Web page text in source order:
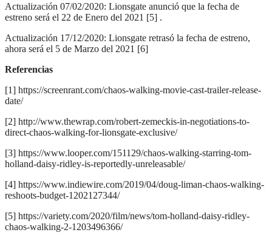
Actualización 07/02/2020: Lionsgate anunció que la fecha de
estreno será el 22 de Enero del 2021 [5] .
Actualización 17/12/2020: Lionsgate retrasó la fecha de estreno,
ahora será el 5 de Marzo del 2021 [6]
Referencias
[1] https://screenrant.com/chaos-walking-movie-cast-trailer-release-
date/
[2] http://www.thewrap.com/robert-zemeckis-in-negotiations-to-
direct-chaos-walking-for-lionsgate-exclusive/
[3] https://www.looper.com/151129/chaos-walking-starring-tom-
holland-daisy-ridley-is-reportedly-unreleasable/
[4] https://www.indiewire.com/2019/04/doug-liman-chaos-walking-
reshoots-budget-1202127344/
[5] https://variety.com/2020/film/news/tom-holland-daisy-ridley-
chaos-walking-2-1203496366/